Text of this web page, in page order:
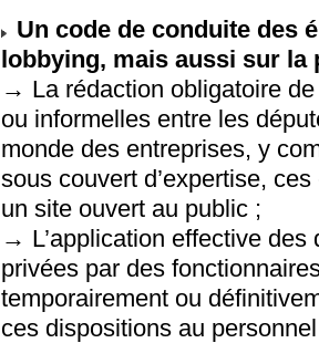
Un code de conduite des
lobbying, mais aussi sur la
→ La rédaction obligatoire
ou informelles entre les
monde des entreprises, y
sous couvert d’expertise,
un site ouvert au public ;
→ L’application effective des
privées par des
temporairement ou
ces dispositions au